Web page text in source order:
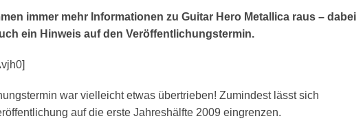
immer mehr Informationen zu Guitar Hero Metallica raus – dabei
ein Hinweis auf den Veröffentlichungstermin.
war vielleicht etwas übertrieben! Zumindest lässt sich
auf die erste Jahreshälfte 2009 eingrenzen.